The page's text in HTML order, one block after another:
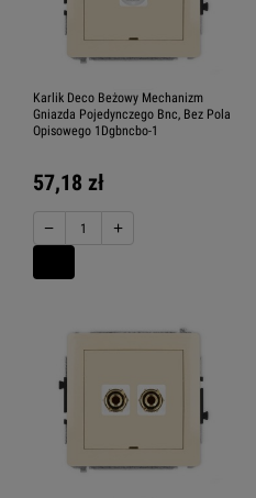
Karlik Deco Beżowy Mechanizm
Gniazda Pojedynczego Bnc, Bez Pola
Opisowego 1Dgbncbo-1
57,18 zł
− +